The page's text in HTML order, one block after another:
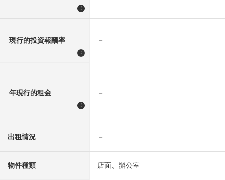
!
現行的投資報酬率
!
－
年現行的租金
!
－
出租情況 －
物件種類 店面、辦公室